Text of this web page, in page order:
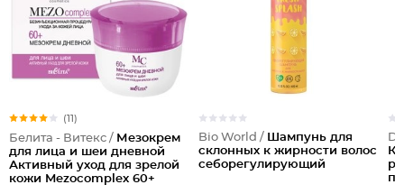
(11)
Белита - Витекс / Мезокрем
для лица и шеи дневной
Активный уход для зрелой
кожи Mezocomplex 60+
Bio World / Шампунь для
склонных к жирности волос
себорегулирующий